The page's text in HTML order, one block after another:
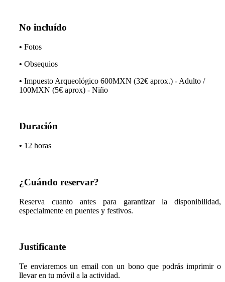
No incluído
• Fotos
• Obsequios
• Impuesto Arqueológico 600MXN (32€ aprox.) - Adulto /
100MXN (5€ aprox) - Niño
Duración
• 12 horas
¿Cuándo reservar?
Reserva cuanto antes para garantizar la disponibilidad,
especialmente en puentes y festivos.
Justificante
Te enviaremos un email con un bono que podrás imprimir o
llevar en tu móvil a la actividad.